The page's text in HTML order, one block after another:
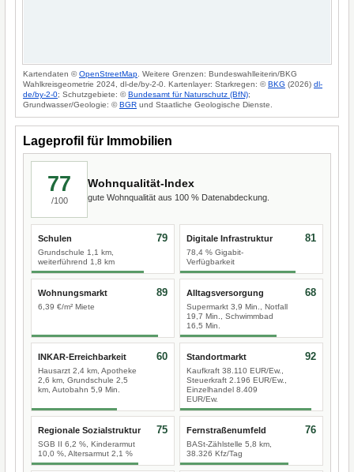
Kartendaten ©OpenStreetMap . Weitere Grenzen: Bundeswahlleiterin/BKG
Wahlkreisgeometrie 2024, dl-de/by-2-0. Kartenlayer: Starkregen: ©BKG (2026) dl-
de/by-2-0; Schutzgebiete: ©Bundesamt für Naturschutz (BfN);
Grundwasser/Geologie: ©BGR und Staatliche Geologische Dienste.
Lageprofil für Immobilien
77
/100
Wohnqualität-Index
gute Wohnqualität aus 100 % Datenabdeckung.
Schulen
Grundschule 1,1 km,
weiterführend 1,8 km
79 Digitale Infrastruktur
78,4 % Gigabit-
Verfügbarkeit
81
Wohnungsmarkt
6,39 €/m² Miete
89 Alltagsversorgung
Supermarkt 3,9 Min., Notfall
19,7 Min., Schwimmbad
16,5 Min.
68
INKAR-Erreichbarkeit
Hausarzt 2,4 km, Apotheke
2,6 km, Grundschule 2,5
km, Autobahn 5,9 Min.
60 Standortmarkt
Kaufkraft 38.110 EUR/Ew.,
Steuerkraft 2.196 EUR/Ew.,
Einzelhandel 8.409
EUR/Ew.
92
Regionale Sozialstruktur
SGB II 6,2 %, Kinderarmut
10,0 %, Altersarmut 2,1 %
75 Fernstraßenumfeld
BASt-Zählstelle 5,8 km,
38.326 Kfz/Tag
76